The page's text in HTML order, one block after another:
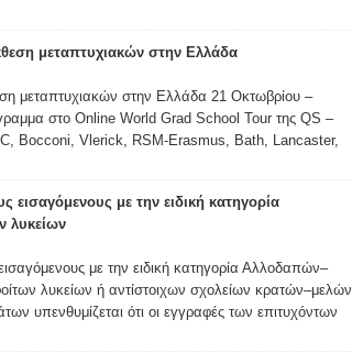
μεταπτυχιακών στην Ελλάδα
μεταπτυχιακών στην Ελλάδα 21 Οκτωβρίου –
στο Online World Grad School Tour της QS –
Bocconi, Vlerick, RSM-Erasmus, Bath, Lancaster,
εισαγόμενους με την ειδική κατηγορία
λυκείων
με την ειδική κατηγορία Αλλοδαπών–
λυκείων ή αντίστοιχων σχολείων κρατών–μελών
υπενθυμίζεται ότι οι εγγραφές των επιτυχόντων